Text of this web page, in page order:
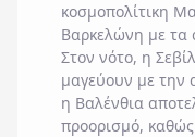
κοσμοπολίτικη
Βαρκελώνη με τα
Στον νότο, η
μαγεύουν με την
η Βαλένθια
προορισμό,